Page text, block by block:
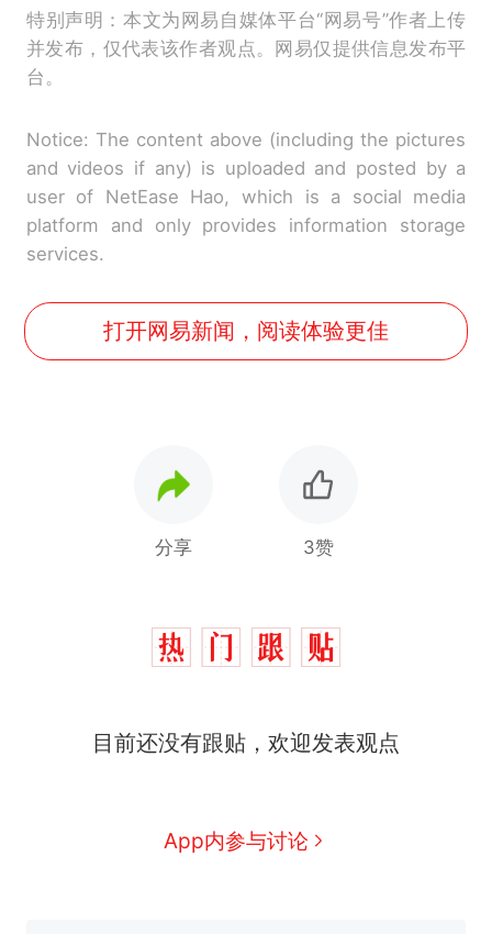
特别声明：本文为网易自媒体平台“网易号”作者上传
并发布，仅代表该作者观点。网易仅提供信息发布平
台。
Notice: The content above (including the pictures
and videos if any) is uploaded and posted by a
user of NetEase Hao, which is a social media
platform and only provides information storage
services.
打开网易新闻，阅读体验更佳
分享 3赞
目前还没有跟贴，欢迎发表观点
App内参与讨论
人生
新 制裁瓜子饺子，美国怕什
么？